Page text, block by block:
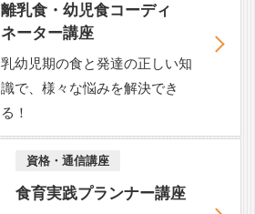
離乳食・幼児食コーディ
ネーター講座
乳幼児期の食と発達の正しい知
識で、様々な悩みを解決でき
る！
資格・通信講座
食育実践プランナー講座